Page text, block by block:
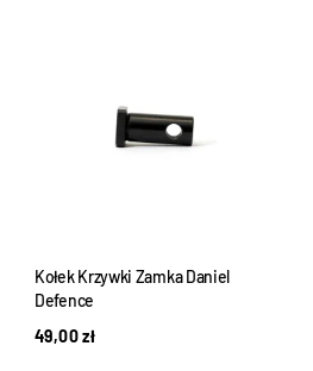
Kołek Krzywki Zamka Daniel
Defence
49,00zł